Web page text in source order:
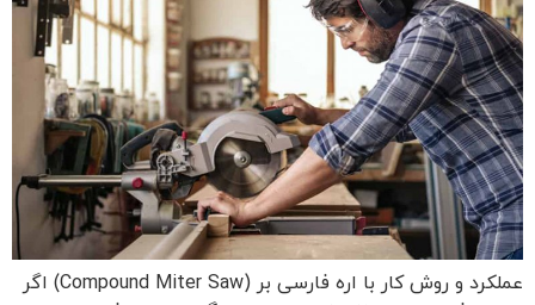
عملکرد و روش کار با اره فارسی بر (Compound Miter Saw) اگر